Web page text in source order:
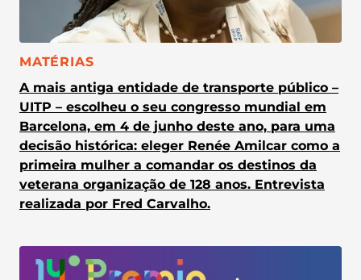
CATEGORIA:
MATÉRIAS
A mais antiga entidade de transporte público –
UITP – escolheu o seu congresso mundial em
Barcelona, em 4 de junho deste ano, para uma
decisão histórica: eleger Renée Amilcar como a
primeira mulher a comandar os destinos da
veterana organização de 128 anos. Entrevista
realizada por Fred Carvalho.